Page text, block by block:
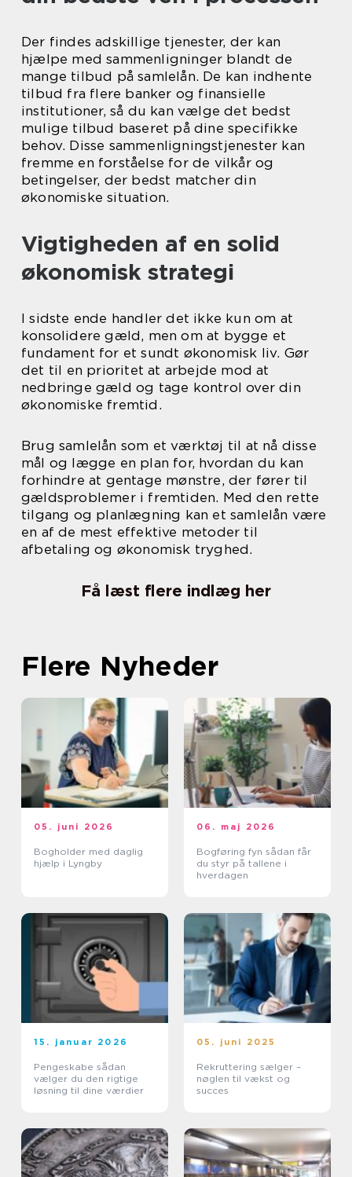
Der findes adskillige tjenester, der kan
hjælpe med sammenligninger blandt de
mange tilbud på samlelån. De kan indhente
tilbud fra flere banker og finansielle
institutioner, så du kan vælge det bedst
mulige tilbud baseret på dine specifikke
behov. Disse sammenligningstjenester kan
fremme en forståelse for de vilkår og
betingelser, der bedst matcher din
økonomiske situation.
Vigtigheden af en solid
økonomisk strategi
I sidste ende handler det ikke kun om at
konsolidere gæld, men om at bygge et
fundament for et sundt økonomisk liv. Gør
det til en prioritet at arbejde mod at
nedbringe gæld og tage kontrol over din
økonomiske fremtid.
Brug samlelån som et værktøj til at nå disse
mål og lægge en plan for, hvordan du kan
forhindre at gentage mønstre, der fører til
gældsproblemer i fremtiden. Med den rette
tilgang og planlægning kan et samlelån være
en af de mest effektive metoder til
afbetaling og økonomisk tryghed.
Få læst flere indlæg her
Flere Nyheder
05. juni 2026
Bogholder med daglig
hjælp i Lyngby
06. maj 2026
Bogføring fyn sådan får
du styr på tallene i
hverdagen
15. januar 2026
Pengeskabe sådan
vælger du den rigtige
løsning til dine værdier
05. juni 2025
Rekruttering sælger –
nøglen til vækst og
succes